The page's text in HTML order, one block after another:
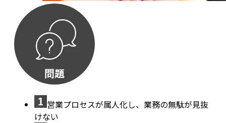
営業プロセスが属人化し、業務の無駄が見抜
けない